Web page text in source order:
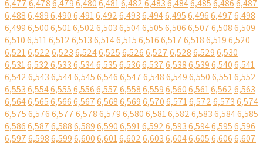
6,4776,4786,4796,4806,4816,4826,4836,4846,4856,4866,487
6,4886,4896,4906,4916,4926,4936,4946,4956,4966,4976,498
6,4996,5006,5016,5026,5036,5046,5056,5066,5076,5086,509
6,5106,5116,5126,5136,5146,5156,5166,5176,5186,5196,520
6,5216,5226,5236,5246,5256,5266,5276,5286,5296,530
6,5316,5326,5336,5346,5356,5366,5376,5386,5396,5406,541
6,5426,5436,5446,5456,5466,5476,5486,5496,5506,5516,552
6,5536,5546,5556,5566,5576,5586,5596,5606,5616,5626,563
6,5646,5656,5666,5676,5686,5696,5706,5716,5726,5736,574
6,5756,5766,5776,5786,5796,5806,5816,5826,5836,5846,585
6,5866,5876,5886,5896,5906,5916,5926,5936,5946,5956,596
6,5976,5986,5996,6006,6016,6026,6036,6046,6056,6066,607